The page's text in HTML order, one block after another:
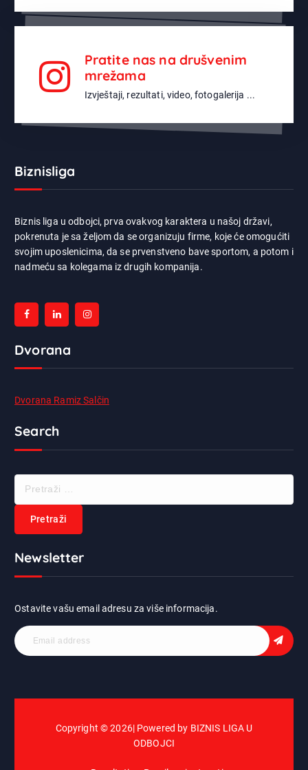
Pratite nas na drušvenim
mrežama
Izvještaji, rezultati, video, fotogalerija ...
Biznisliga
Biznis liga u odbojci, prva ovakvog karaktera u našoj državi,
pokrenuta je sa željom da se organizuju firme, koje će omogućiti
svojim uposlenicima, da se prvenstveno bave sportom, a potom i
nadmeću sa kolegama iz drugih kompanija.
Dvorana
Dvorana Ramiz Salčin
Search
a
Newsletter
Ostavite vašu email adresu za više informacija.
Copyright © 2026| Powered by BIZNIS LIGA U
ODBOJCI